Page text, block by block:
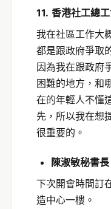
11. 香港社工總
我在社區工作大
都是跟政府爭取
因為我在跟政府
困難的地方，和
在的年輕人不懂
先，所以我在想
很重要的。
陳淑敏秘書長
下次開會時間訂
造中心一樓。